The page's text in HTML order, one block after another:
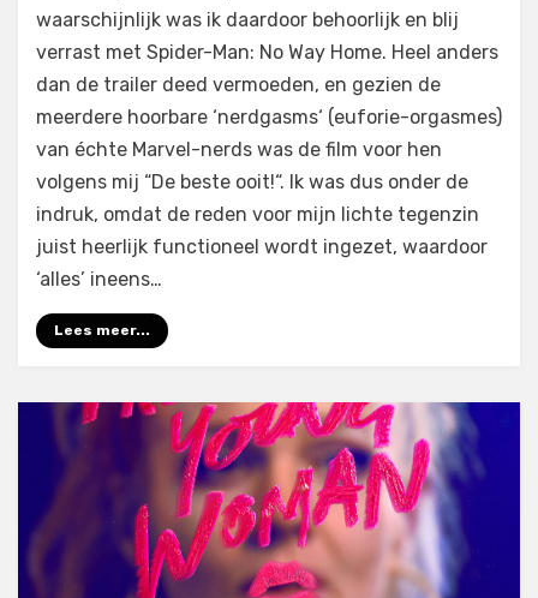
waarschijnlijk was ik daardoor behoorlijk en blij
verrast met Spider-Man: No Way Home. Heel anders
dan de trailer deed vermoeden, en gezien de
meerdere hoorbare ‘nerdgasms‘ (euforie-orgasmes)
van échte Marvel-nerds was de film voor hen
volgens mij “De beste ooit!“. Ik was dus onder de
indruk, omdat de reden voor mijn lichte tegenzin
juist heerlijk functioneel wordt ingezet, waardoor
‘alles’ ineens…
Lees meer...